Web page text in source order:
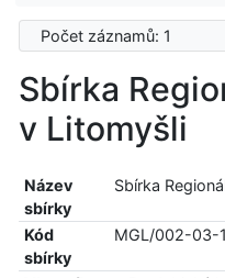
Počet záznamů: 1
Sbírka
v Litomyšli
Název
sbírky
Sbírka
Kód
sbírky
MGL/002-03-